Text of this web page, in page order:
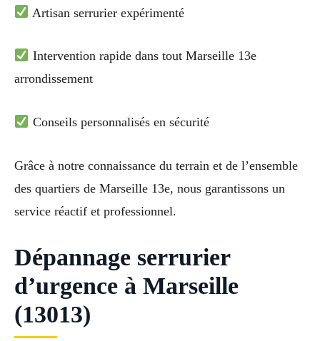
Artisan serrurier expérimenté
Intervention rapide dans tout Marseille 13e
arrondissement
Conseils personnalisés en sécurité
Grâce à notre connaissance du terrain et de l’ensemble
des quartiers de Marseille 13e, nous garantissons un
service réactif et professionnel.
Dépannage serrurier
d’urgence à Marseille
(13013)